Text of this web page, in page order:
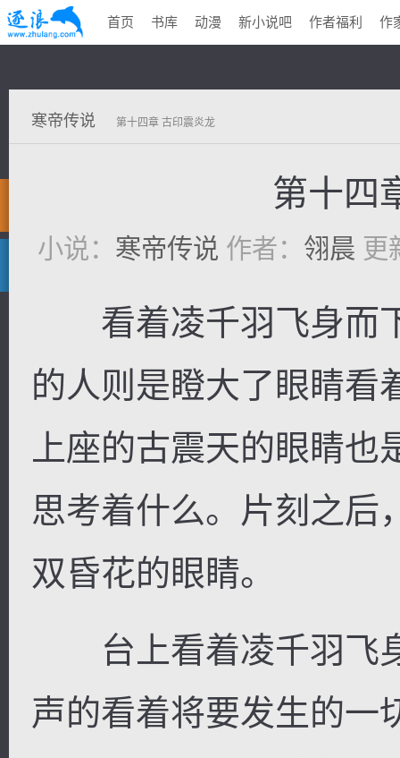
首页 书库 动漫 新小说吧 作者福利 作
寒帝传说 第十四章 古印震炎龙
第十四
小说： 寒帝传说 作者： 翎晨 更
看着凌千羽飞身而
的人则是瞪大了眼睛看
上座的古震天的眼睛
思考着什么。片刻之后
双昏花的眼睛。
台上看着凌千羽飞
声的看着将要发生的一